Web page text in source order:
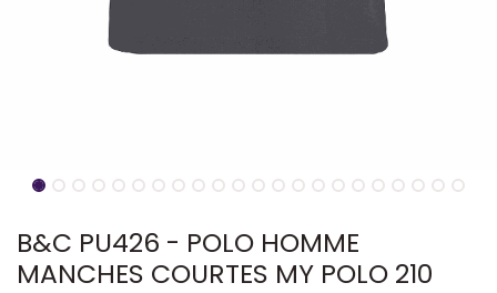
B&C PU426 - POLO HOMME
MANCHES COURTES MY POLO 210